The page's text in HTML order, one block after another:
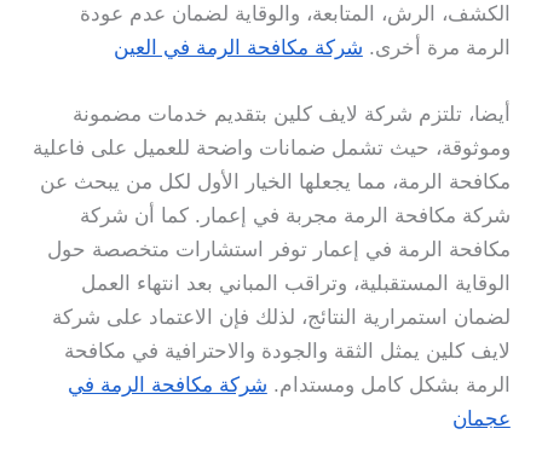
الكشف، الرش، المتابعة، والوقاية لضمان عدم عودة
الرمة مرة أخرى. شركة مكافحة الرمة في العين
أيضا، تلتزم شركة لايف كلين بتقديم خدمات مضمونة
وموثوقة، حيث تشمل ضمانات واضحة للعميل على فاعلية
مكافحة الرمة، مما يجعلها الخيار الأول لكل من يبحث عن
شركة مكافحة الرمة مجربة في إعمار. كما أن شركة
مكافحة الرمة في إعمار توفر استشارات متخصصة حول
الوقاية المستقبلية، وتراقب المباني بعد انتهاء العمل
لضمان استمرارية النتائج، لذلك فإن الاعتماد على شركة
لايف كلين يمثل الثقة والجودة والاحترافية في مكافحة
الرمة بشكل كامل ومستدام. شركة مكافحة الرمة في
عجمان